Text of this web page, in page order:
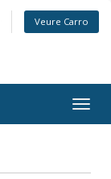
Veure Carro